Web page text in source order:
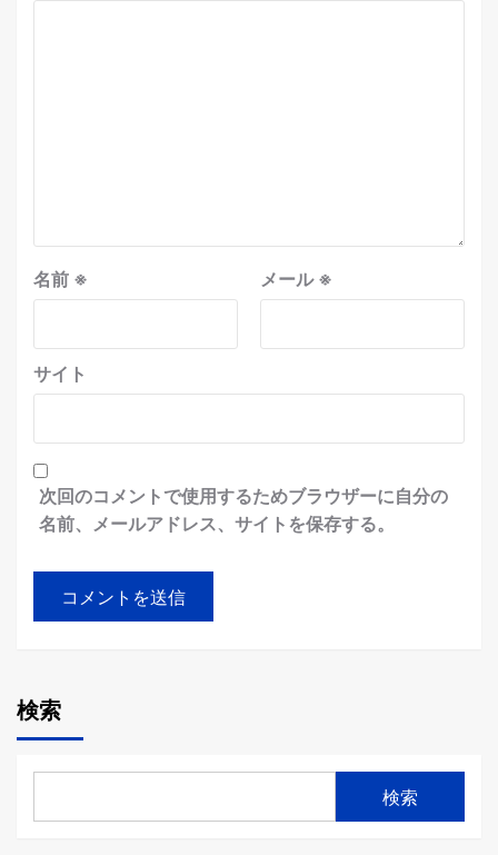
名前 ※ メール※
サイト
次回のコメントで使用するためブラウザーに自分の
名前、メールアドレス、サイトを保存する。
検索
検索